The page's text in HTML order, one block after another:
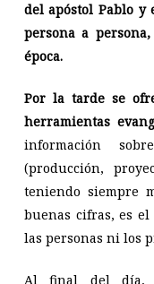
del apóstol Pablo y
persona a
época.
Por la tarde se
herramientas
información
(producción,
teniendo siempre
buenas cifras, es
las personas ni los
Al final del día,